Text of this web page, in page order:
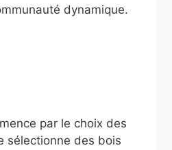
dynamique.
par le choix des
sélectionne des bois